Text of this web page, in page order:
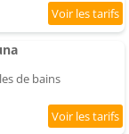
de bains